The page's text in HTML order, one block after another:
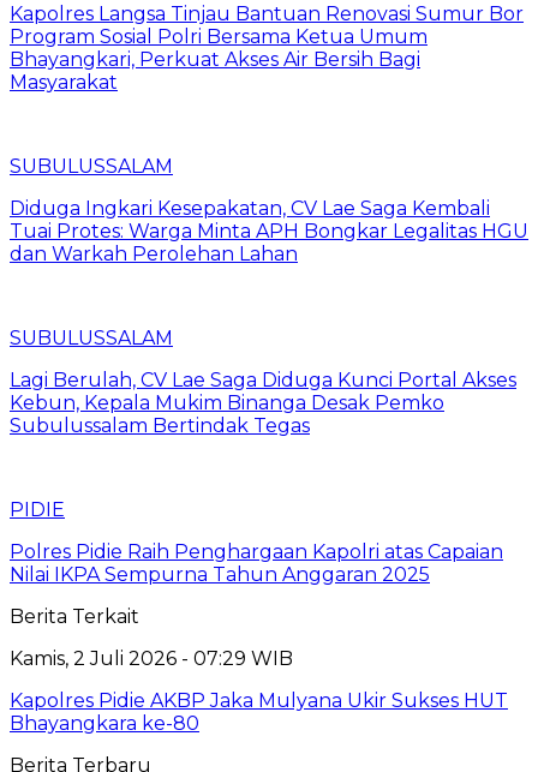
Kapolres Langsa Tinjau Bantuan Renovasi Sumur Bor
Program Sosial Polri Bersama Ketua Umum
Bhayangkari, Perkuat Akses Air Bersih Bagi
Masyarakat
SUBULUSSALAM
Diduga Ingkari Kesepakatan, CV Lae Saga Kembali
Tuai Protes: Warga Minta APH Bongkar Legalitas HGU
dan Warkah Perolehan Lahan
SUBULUSSALAM
Lagi Berulah, CV Lae Saga Diduga Kunci Portal Akses
Kebun, Kepala Mukim Binanga Desak Pemko
Subulussalam Bertindak Tegas
PIDIE
Polres Pidie Raih Penghargaan Kapolri atas Capaian
Nilai IKPA Sempurna Tahun Anggaran 2025
Berita Terkait
Kamis, 2 Juli 2026 - 07:29 WIB
Kapolres Pidie AKBP Jaka Mulyana Ukir Sukses HUT
Bhayangkara ke-80
Berita Terbaru